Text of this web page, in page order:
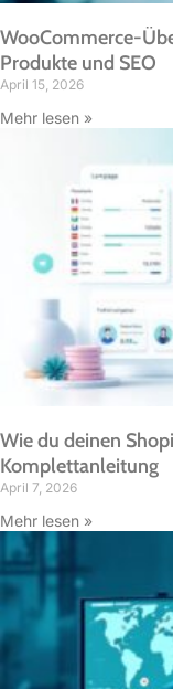
WooCommerce-
Produkte und SEO
April 15, 2026
Mehr lesen »
Wie du deinen
Komplettanleitung
April 7, 2026
Mehr lesen »